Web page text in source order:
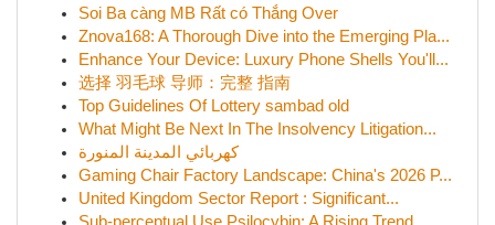
Soi Ba càng MB Rất có Thắng Over
Znova168: A Thorough Dive into the Emerging Pla...
Enhance Your Device: Luxury Phone Shells You'll...
选择 羽毛球 导师：完整 指南
Top Guidelines Of Lottery sambad old
What Might Be Next In The Insolvency Litigation...
كهربائي المدينة المنورة
Gaming Chair Factory Landscape: China's 2026 P...
United Kingdom Sector Report : Significant...